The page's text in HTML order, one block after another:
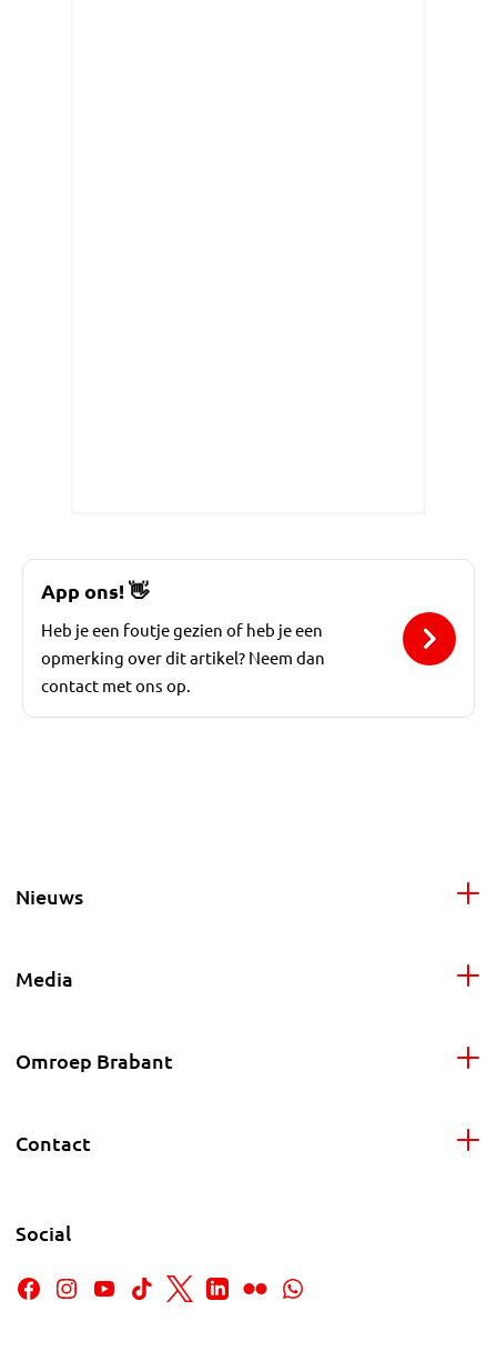
App ons!👋
Heb je een foutje gezien of heb je een
opmerking over dit artikel? Neem dan
contact met ons op.
Nieuws
Media
Omroep Brabant
Contact
Social